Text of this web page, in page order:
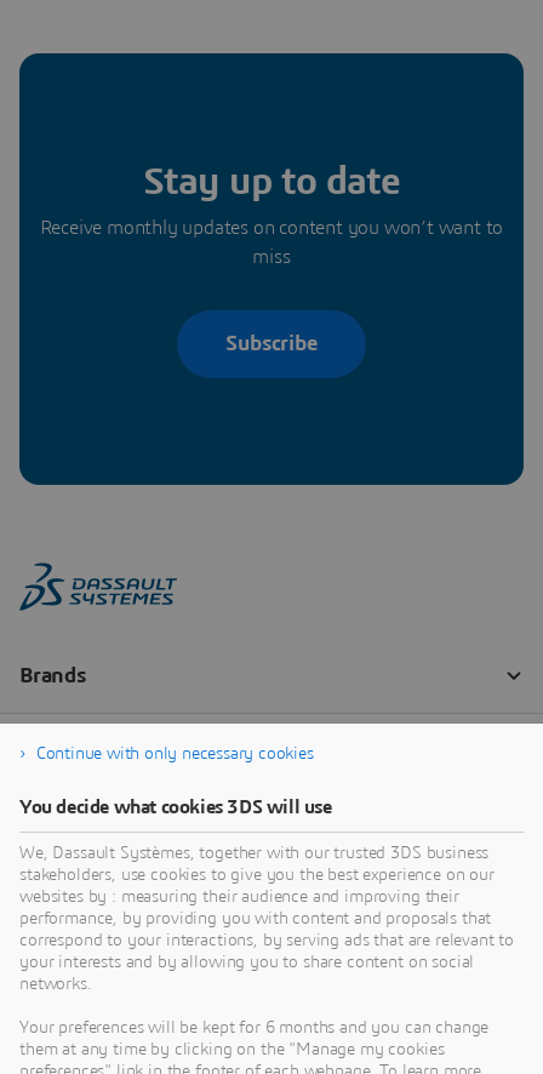
Stay up to date
Receive monthly updates on content you won’t want to
miss
Subscribe
Continue with only necessary cookies
You decide what cookies 3DS will use
We, Dassault Systèmes, together with our trusted 3DS business
stakeholders, use cookies to give you the best experience on our
websites by : measuring their audience and improving their
performance, by providing you with content and proposals that
correspond to your interactions, by serving ads that are relevant to
your interests and by allowing you to share content on social
networks.
Your preferences will be kept for 6 months and you can change
them at any time by clicking on the "Manage my cookies